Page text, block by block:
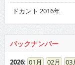
ドカント 2016年
バックナンバー
2026: 01 02 03